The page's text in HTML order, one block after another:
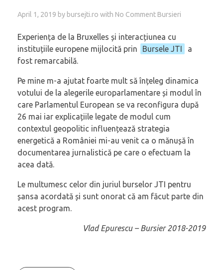
April 1, 2019 by bursejti.ro with No Comment Bursieri
Experiența de la Bruxelles și interacțiunea cu
instituțiile europene mijlocită prin
Bursele JTI
a
fost remarcabilă.
Pe mine m-a ajutat foarte mult să înțeleg dinamica
votului de la alegerile europarlamentare și modul în
care Parlamentul European se va reconfigura după
26 mai iar explicațiile legate de modul cum
contextul geopolitic influențează strategia
energetică a României mi-au venit ca o mănușă în
documentarea jurnalistică pe care o efectuam la
acea dată.
Le multumesc celor din juriul burselor JTI pentru
șansa acordată și sunt onorat că am făcut parte din
acest program.
Vlad Epurescu – Bursier 2018-2019